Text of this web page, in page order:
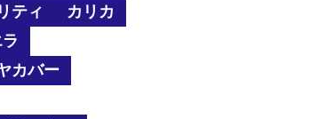
ティ
カリカ
カバー